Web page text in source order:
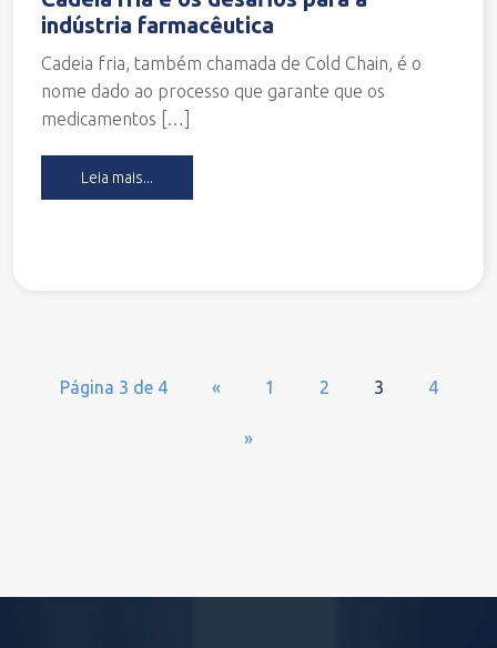
indústria farmacêutica
Cadeia fria, também chamada de Cold Chain, é o
nome dado ao processo que garante que os
medicamentos […]
Leia mais...
Página 3 de 4 « 1 2 3 4
»